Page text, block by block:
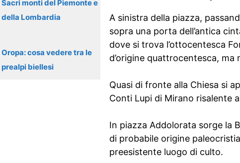
A sinistra della piazza,
sopra una porta dell’antica
dove si trova l’ottocentesca
d’origine quattrocentesca, ma
Quasi di fronte alla Chiesa si
Conti Lupi di Mirano risalente
In piazza Addolorata sorge la
di probabile origine
preesistente luogo di culto.
Sacri monti del Piemonte e
della Lombardia
Oropa: cosa vedere tra le
prealpi biellesi